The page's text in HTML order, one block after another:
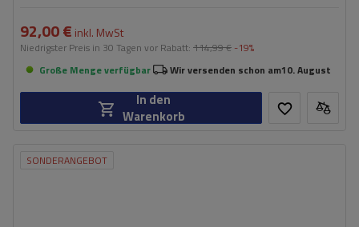
92,00 € inkl. MwSt
Niedrigster Preis in 30 Tagen vor Rabatt: 114,99 € -19%
Große Menge verfügbar
Wir versenden schon am10. August
In den
Warenkorb
SONDERANGEBOT